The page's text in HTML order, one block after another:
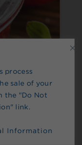
process
sale of your
the "Do Not
link.
Information
Original
lima